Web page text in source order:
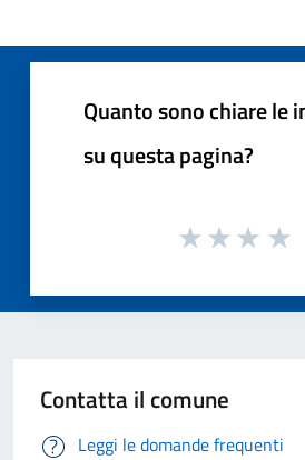
Quanto sono chiare le
su questa pagina?
Contatta il comune
Leggi le domande frequenti